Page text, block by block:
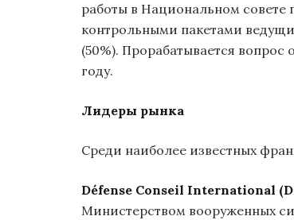
работы в Национальном совете
контрольными пакетами
(50%). Прорабатывается
году.
Лидеры рынка
Среди наиболее известных
Défense Conseil International
Министерством вооруженных